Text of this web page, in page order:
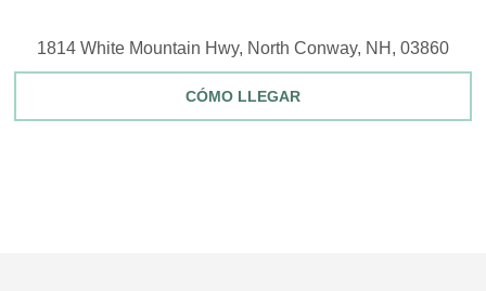
1814 White Mountain Hwy, North Conway, NH, 03860
CÓMO LLEGAR